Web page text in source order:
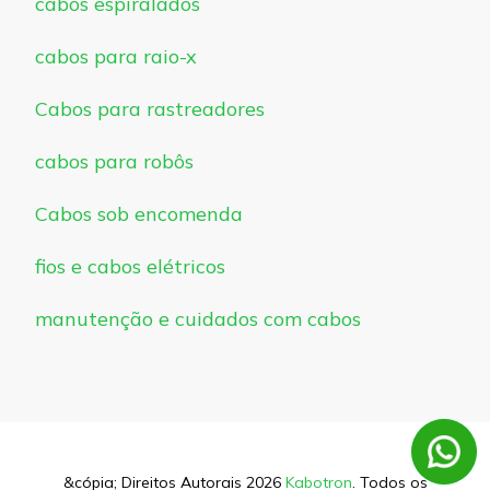
cabos para raio-x
Cabos para rastreadores
cabos para robôs
Cabos sob encomenda
fios e cabos elétricos
manutenção e cuidados com cabos
&cópia; Direitos Autorais 2026 Kabotron. Todos os